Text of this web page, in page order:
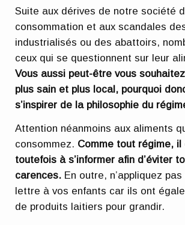
Suite aux dérives de notre société
consommation et aux scandales
industrialisés ou des abattoirs,
ceux qui se questionnent sur leur
Vous aussi peut-être vous
plus sain et plus local, pourquoi
s’inspirer de la philosophie du
Attention néanmoins aux aliments
consommez. Comme tout régime, il
toutefois à s’informer afin d’éviter
carences. En outre, n’appliquez
lettre à vos enfants car ils ont
de produits laitiers pour grandir.